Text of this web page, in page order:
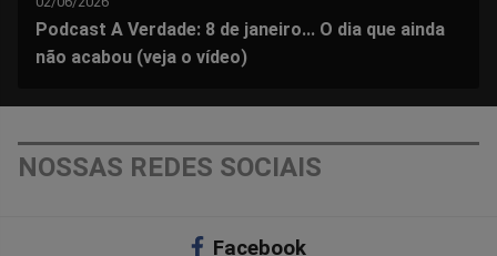
Podcast A Verdade: 8 de janeiro... O dia que ainda
não acabou (veja o vídeo)
NOSSAS REDES SOCIAIS
Facebook